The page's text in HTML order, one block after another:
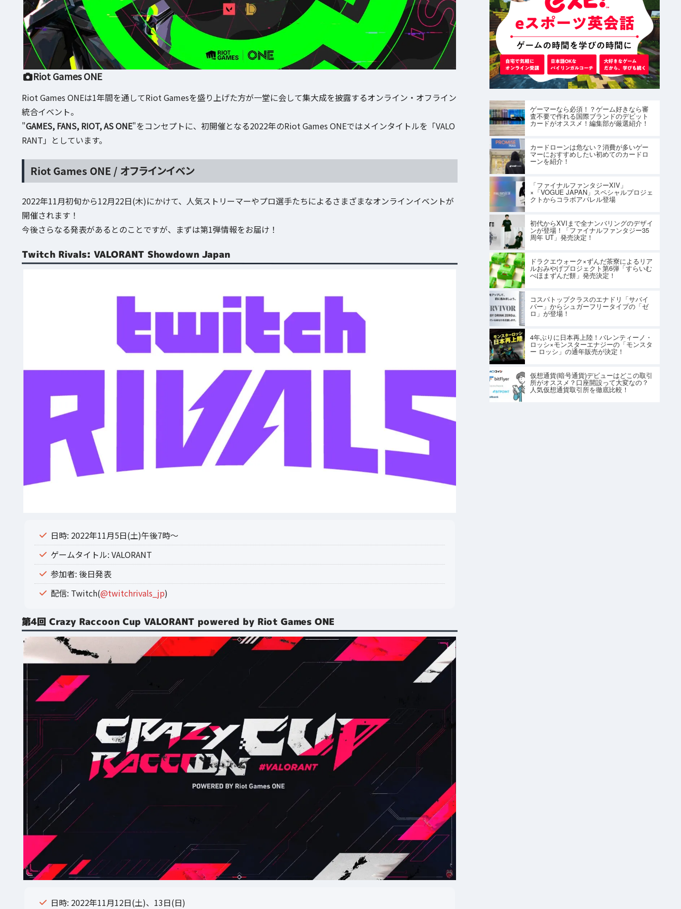
Riot Games ONE
Riot Games ONEは1年間を通してRiot Gamesを盛り上げた方が一堂に会して集大成を披露するオンライン・オフライン
統合イベント。
"GAMES, FANS, RIOT, AS ONE"をコンセプトに、初開催となる2022年のRiot Games ONEではメインタイトルを「VALO
RANT」としています。
Riot Games ONE / オフラインイベン
2022年11月初旬から12月22日(木)にかけて、人気ストリーマーやプロ選手たちによるさまざまなオンラインイベントが
開催されます！
今後さらなる発表があるとのことですが、まずは第1弾情報をお届け！
Twitch Rivals: VALORANT Showdown Japan
日時: 2022年11月5日(土)午後7時〜
ゲームタイトル: VALORANT
参加者: 後日発表
配信: Twitch(@twitchrivals_jp)
第4回 Crazy Raccoon Cup VALORANT powered by Riot Games ONE
日時: 2022年11月12日(土)、13日(日)
ゲーマーなら必須！？ゲーム好きなら審
査不要で作れる国際ブランドのデビット
カードがオススメ！編集部が厳選紹介！
カードローンは危ない？消費が多いゲー
マーにおすすめしたい初めてのカードロ
ーンを紹介！
「ファイナルファンタジーXIV」
×「VOGUE JAPAN」スペシャルプロジェ
クトからコラボアパレル登場
初代からXVIまで全ナンバリングのデザイ
ンが登場！「ファイナルファンタジー35
周年 UT」発売決定！
ドラクエウォーク×ずんだ茶寮によるリア
ルおみやげプロジェクト第6弾「すらいむ
べほまずんだ餅」発売決定！
コスパトップクラスのエナドリ「サバイ
バー」からシュガーフリータイプの「ゼ
ロ」が登場！
4年ぶりに日本再上陸！バレンティーノ・
ロッシ×モンスターエナジーの「モンスタ
ー ロッシ」の通年販売が決定！
仮想通貨(暗号通貨)デビューはどこの取引
所がオススメ？口座開設って大変なの？
人気仮想通貨取引所を徹底比較！